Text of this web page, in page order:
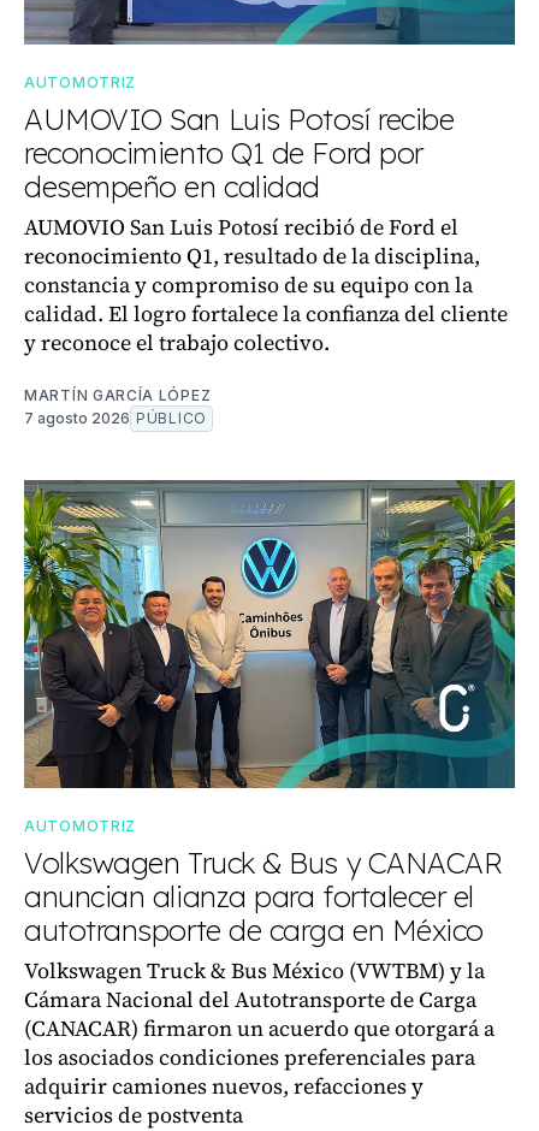
AUTOMOTRIZ
AUMOVIO San Luis Potosí recibe
reconocimiento Q1 de Ford por
desempeño en calidad
AUMOVIO San Luis Potosí recibió de Ford el
reconocimiento Q1, resultado de la disciplina,
constancia y compromiso de su equipo con la
calidad. El logro fortalece la confianza del cliente
y reconoce el trabajo colectivo.
MARTÍN GARCÍA LÓPEZ
7 agosto 2026 PÚBLICO
AUTOMOTRIZ
Volkswagen Truck & Bus y CANACAR
anuncian alianza para fortalecer el
autotransporte de carga en México
Volkswagen Truck & Bus México (VWTBM) y la
Cámara Nacional del Autotransporte de Carga
(CANACAR) firmaron un acuerdo que otorgará a
los asociados condiciones preferenciales para
adquirir camiones nuevos, refacciones y
servicios de postventa